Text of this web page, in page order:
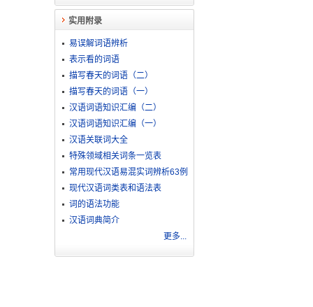
实用附录
易误解词语辨析
表示看的词语
描写春天的词语（二）
描写春天的词语（一）
汉语词语知识汇编（二）
汉语词语知识汇编（一）
汉语关联词大全
特殊领域相关词条一览表
常用现代汉语易混实词辨析63例
现代汉语词类表和语法表
词的语法功能
汉语词典简介
更多...